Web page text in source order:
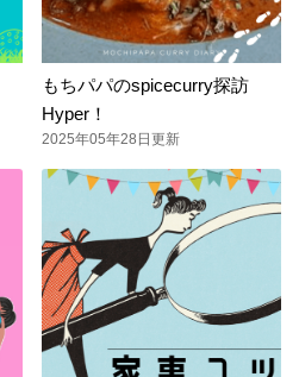
もちパパのspicecurry探訪
Hyper！
2025年05年28日更新